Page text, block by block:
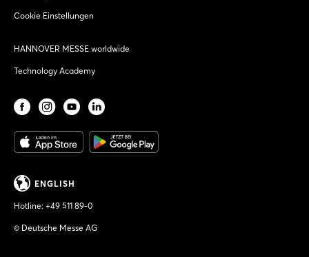
Cookie Einstellungen
HANNOVER MESSE worldwide
Technology Academy
ENGLISH
Hotline: +49 511 89-0
© Deutsche Messe AG